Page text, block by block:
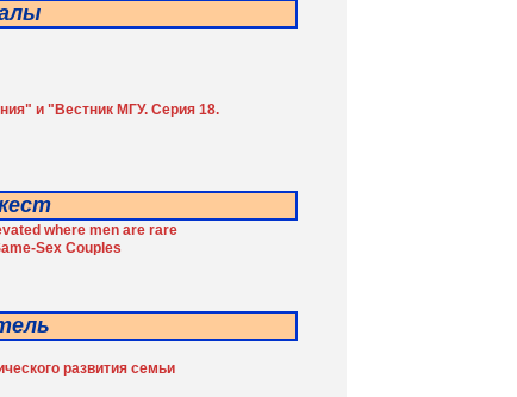
и "Вестник МГУ. Серия 18.
where men are rare
Sex Couples
развития семьи